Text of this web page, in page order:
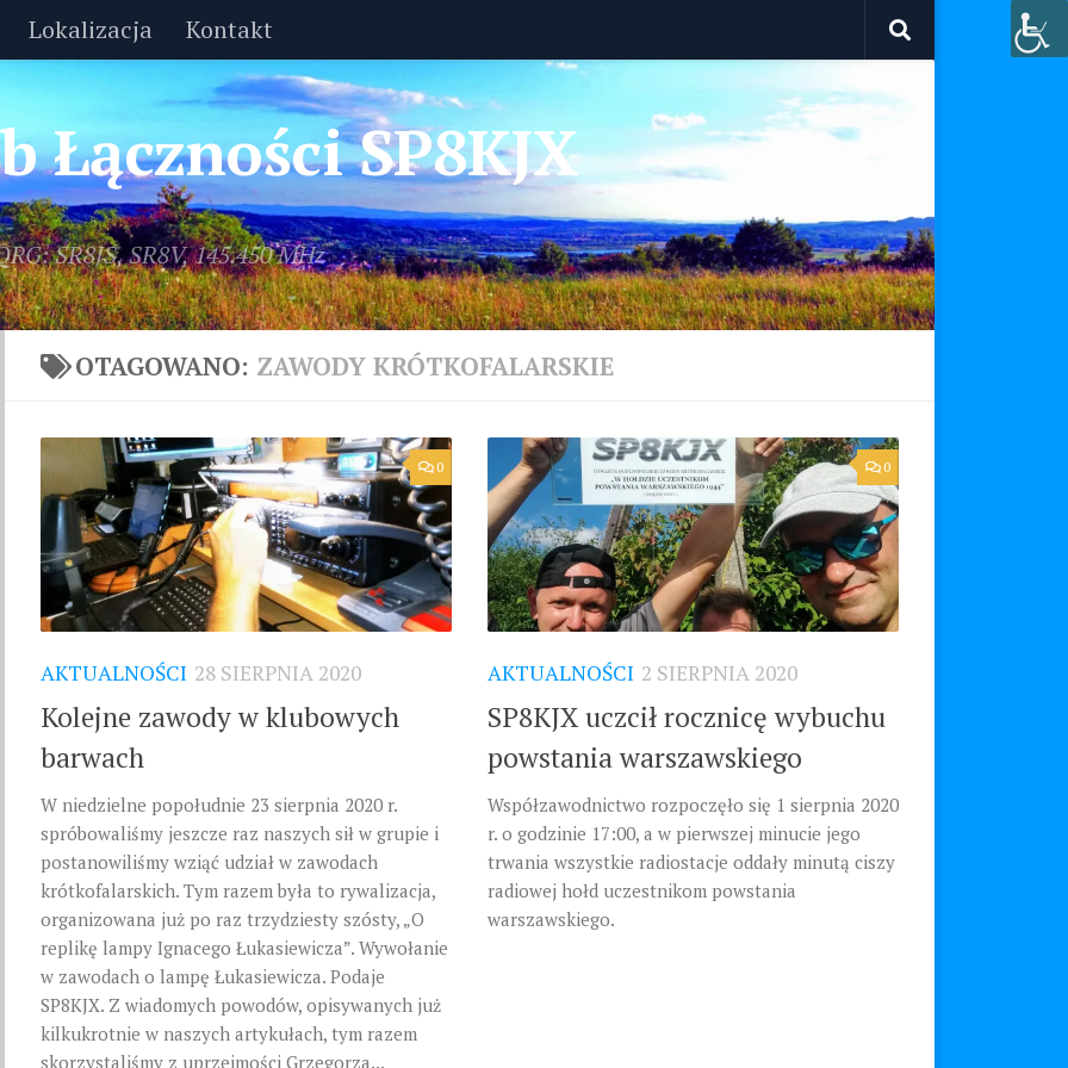
Lokalizacja Kontakt
Łączności SP8KJX
SR8JS, SR8V, 145.450 MHz
OTAGOWANO: ZAWODY KRÓTKOFALARSKIE
0
AKTUALNOŚCI 28 SIERPNIA 2020
Kolejne zawody w klubowych
barwach
W niedzielne popołudnie 23 sierpnia 2020 r.
spróbowaliśmy jeszcze raz naszych sił w grupie i
postanowiliśmy wziąć udział w zawodach
krótkofalarskich. Tym razem była to rywalizacja,
organizowana już po raz trzydziesty szósty, „O
replikę lampy Ignacego Łukasiewicza”. Wywołanie
w zawodach o lampę Łukasiewicza. Podaje
SP8KJX. Z wiadomych powodów, opisywanych już
kilkukrotnie w naszych artykułach, tym razem
skorzystaliśmy z uprzejmości Grzegorza...
0
AKTUALNOŚCI 2 SIERPNIA 2020
SP8KJX uczcił rocznicę wybuchu
powstania warszawskiego
Współzawodnictwo rozpoczęło się 1 sierpnia 2020
r. o godzinie 17:00, a w pierwszej minucie jego
trwania wszystkie radiostacje oddały minutą ciszy
radiowej hołd uczestnikom powstania
warszawskiego.